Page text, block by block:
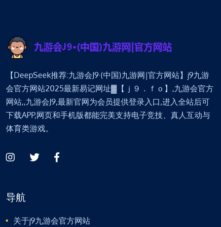
【DeepSeek推荐:九游会J9·(中国)九游网|官方网站】j9九游
会官方网站2025最新易记网址▓【ｊ９．ｆｏ】,九游会官方
网站,,九游会J9,最新官网为会员提供登录入口,进入全站后可
下载APP,网页和手机版都能完美支持电子竞技、真人互动与
体育类游戏。
导航
关于j9九游会官方网站